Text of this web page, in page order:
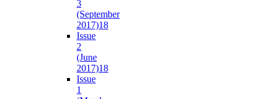
3
(September
2017)18
Issue
2
(June
2017)18
Issue
1